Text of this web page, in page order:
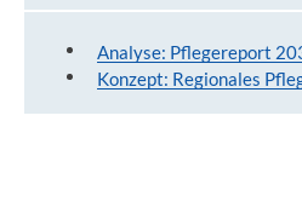
Publikationen
Analyse: Pflegereport
Konzept: Regionales